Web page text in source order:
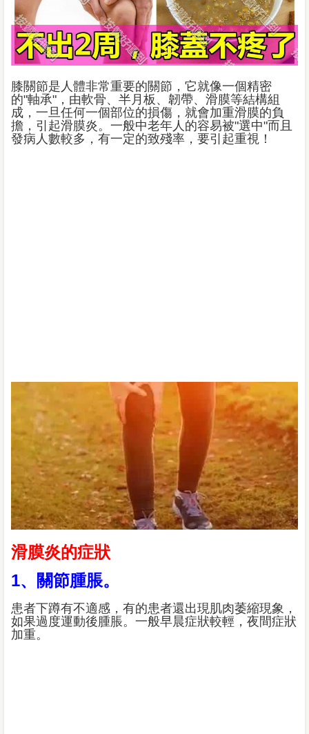
膝關節是人體非常重要的關節，它就像一個精密
的"軸承"，由軟骨、半月板、韌帶、滑膜等結構組
成，一旦任何一個部位的損傷，就會加重滑膜的負
擔，引起滑膜炎。一般中老年人的容易被"選中"而且
發病人數較多，有一定的致殘率，要引起重視！
滑膜炎的症狀
1、關節腫脹。
患者下蹲有不適感，有的患者還出現肌肉萎縮現象，
如果過度運動後腫脹。一般早晨症狀較輕，夜間症狀
加重。